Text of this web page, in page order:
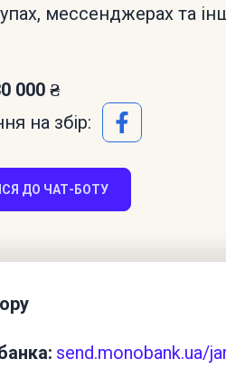
мессенджерах та
000 ₴
на збір:
ДО ЧАТ-БОТУ
send.monobank.ua/